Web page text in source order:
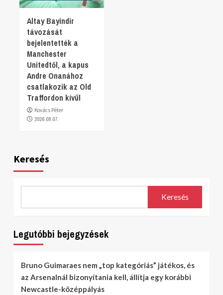
Altay Bayindir
távozását
bejelentették a
Manchester
Unitedtől, a kapus
Andre Onanához
csatlakozik az Old
Traffordon kívül
Kovács Péter
2026.08.07.
Keresés
Keresés
Legutóbbi bejegyzések
Bruno Guimaraes nem „top kategóriás” játékos, és
az Arsenalnál bizonyítania kell, állítja egy korábbi
Newcastle-középpályás